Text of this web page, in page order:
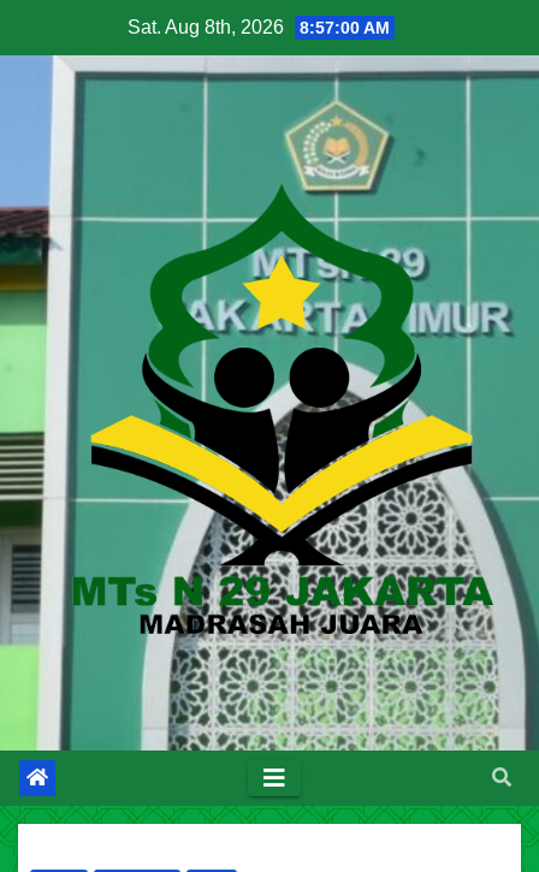
Sat. Aug 8th, 2026 8:57:01 AM